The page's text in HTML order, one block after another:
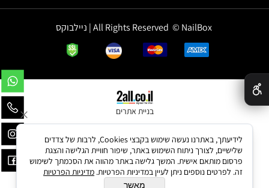
All Rights Reserved © NailBox | ניילבוקס
בניית אתרים
לידיעתך, באתרנו נעשה שימוש בקבצי Cookies, לרבות של צדדים
שלישיים, לצורך ניתוח השימוש באתר, שיפור חוויית הגלישה והצגת
פרסום מותאם אישית. המשך גלישה באתר מהווה את הסכמתך לשימוש
זה. לפרטים נוספים ניתן לעיין במדיניות הפרטיות. מדיניות הפרטיות
מאשר